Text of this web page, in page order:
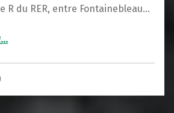
R du RER, entre Fontainebleau…
“Le Coquelicot noir de Nemours”
…